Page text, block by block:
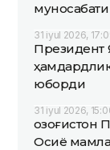
31 iyul 2026,
Президент
юборди
31 iyul 2026,
Осиё